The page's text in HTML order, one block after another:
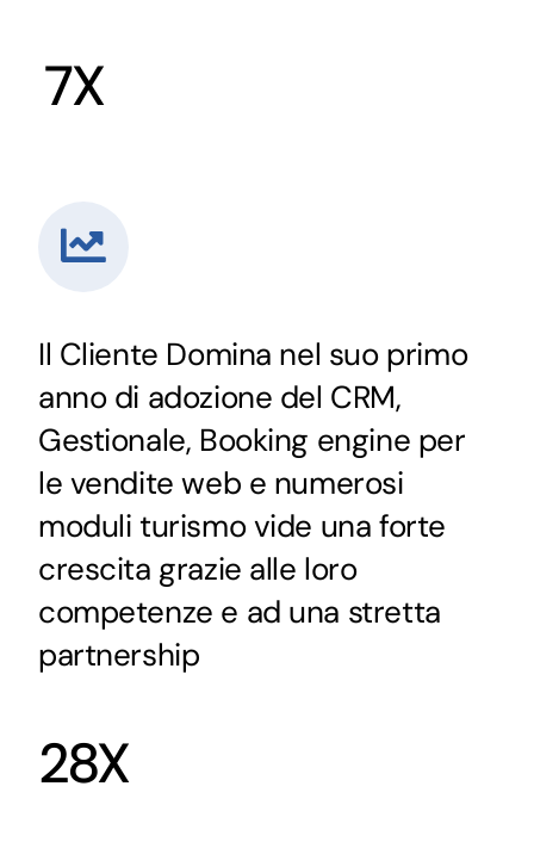
7X
Il Cliente Domina nel suo primo
anno di adozione del CRM,
Gestionale, Booking engine per
le vendite web e numerosi
moduli turismo vide una forte
crescita grazie alle loro
competenze e ad una stretta
partnership
28X